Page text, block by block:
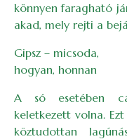
könnyen faragható
akad, mely rejti a
Gipsz – micsoda,
hogyan, honnan
A só esetében
keletkezett volna.
köztudottan